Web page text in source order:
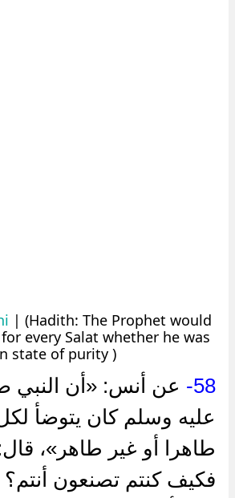
| (Hadith: The Prophet would
every Salat whether he was
state of purity )
58-
عن أنس: «أن النبي
عليه وسلم كان يتوضأ
طاهرا أو غير طاهر»،
فكيف كنتم تصنعون أنتم؟